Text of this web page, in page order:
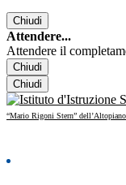
Chiudi
Attendere...
Attendere il
Chiudi
Chiudi
“Mario Rigoni Stern”